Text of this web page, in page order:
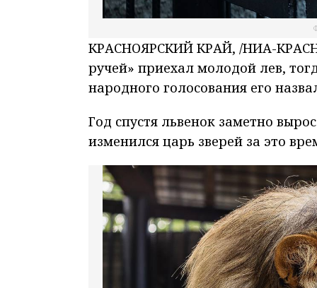
КРАСНОЯРСКИЙ КРАЙ, /НИА-
ручей» приехал молодой лев,
народного голосования его
Год спустя львенок заметно
изменился царь зверей за это